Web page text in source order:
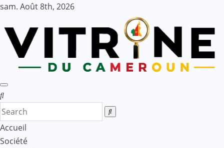
Skip
content
sam. Août 8th, 2026
Accueil
Société